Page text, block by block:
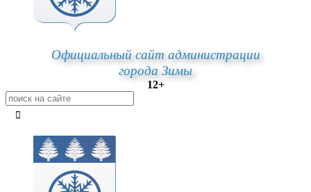
Официальный сайт администрации
города Зимы
12+